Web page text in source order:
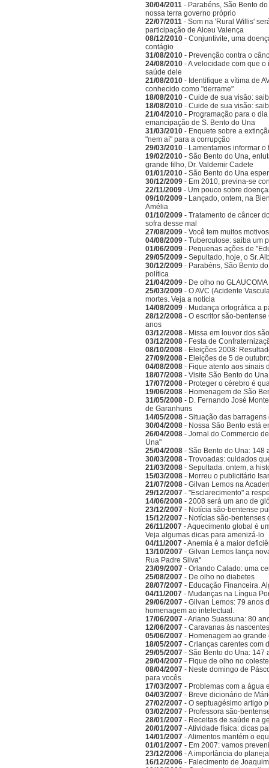
30/04/2011 - Parabéns, São Bento
nossa terra governo próprio
22/07/2011 - Som na 'Rural Willis'
participação de Alceu Valença
08/12/2010 - Conjuntivite, uma
contágio
31/08/2010 - Prevenção contra o
24/08/2010 - A velocidade com que
saúde dele
21/08/2010 - Identifique a vítima de
conhecido como "derrame"
18/08/2010 - Cuide de sua visão:
18/08/2010 - Cuide de sua visão:
21/04/2010 - Programação para o
emancipação de S. Bento do Una
31/03/2010 - Enquete sobre a
"nem aí" para a corrupção
29/03/2010 - Lamentamos informar
19/02/2010 - São Bento do Una,
grande filho, Dr. Valdemir Cadete
01/01/2010 - São Bento do Una
30/12/2009 - Em 2010, previna-se
22/11/2009 - Um pouco sobre
09/10/2009 - Lançado, ontem, na
Amélia
01/10/2009 - Tratamento de câncer
sofra desse mal
27/08/2009 - Você tem muitos
04/08/2009 - Tuberculose: saiba um
01/06/2009 - Pequenas ações de
29/05/2009 - Sepultado, hoje, o Sr.
30/12/2009 - Parabéns, São Bento
política
21/04/2009 - De olho no GLAUCOMA
25/03/2009 - O AVC (Acidente
mortes. Veja a notícia
14/08/2009 - Mudança ortográfica a
28/12/2008 - O escritor são-
anos
03/12/2008 - Missa em louvor dos
03/12/2008 - Festa de
08/10/2008 - Eleições 2008:
27/09/2008 - Eleições de 5 de
04/08/2008 - Fique atento aos sinais
18/07/2008 - Visite São Bento do
17/07/2008 - Proteger o cérebro é
19/06/2008 - Homenagem de São
31/05/2008 - D. Fernando José
de Garanhuns
14/05/2008 - Situação das
30/04/2008 - Nossa São Bento está
26/04/2008 - Jornal do Commercio
Una"
25/04/2008 - São Bento do Una: 148
30/03/2008 - Trovoadas: cuidados
21/03/2008 - Sepultada. ontem, a
15/03/2008 - Morreu o publicitário
21/07/2008 - Gilvan Lemos na
29/12/2007 - "Esclarecimento" a
14/06/2008 - 2008 será um ano de
23/12/2007 - Notícia são-bentense
15/12/2007 - Notícias são-bentenses
26/11/2007 - Aquecimento global é
Veja algumas dicas para amenizá-lo
04/11/2007 - Anemia é a maior
13/10/2007 - Gilvan Lemos lança
Rua Padre Silva"
23/09/2007 - Orlando Calado: uma
25/08/2007 - De olho no diabetes
28/07/2007 - Educação Financeira.
04/11/2007 - Mudanças na Língua
29/06/2007 - Gilvan Lemos: 79 anos
homenagem ao intelectual.
17/06/2007 - Ariano Suassuna: 80
12/06/2007 - Caravanas às
05/06/2007 - Homenagem ao
18/05/2007 - Crianças carentes com
29/05/2007 - São Bento do Una: 147
29/04/2007 - Fique de olho no
08/04/2007 - Neste domingo de
para vocês
17/03/2007 - Problemas com a água
04/03/2007 - Breve dicionário de
27/02/2007 - O septuagésimo artigo
03/02/2007 - Professora são-
28/01/2007 - Receitas de saúde na
20/01/2007 - Atividade física: dicas
14/01/2007 - Alimentos mantém o
01/01/2007 - Em 2007: vamos
23/12/2006 - A importância do
16/12/2006 - Falecimento de